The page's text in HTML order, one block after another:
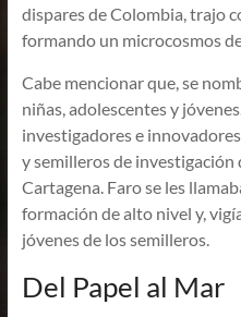
dispares de Colombia, trajo
formando un microcosmos
Cabe mencionar que, se
niñas, adolescentes y
investigadores e
y semilleros de investigación
Cartagena. Faro se les
formación de alto nivel y,
jóvenes de los semilleros.
Del Papel al Mar